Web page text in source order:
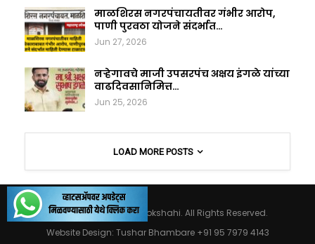
माळशिरस नगरपंचायतीवर गंभीर आरोप,
पाणी पुरवठा योजने संदर्भात…
Jun 27, 2026
नऱ्हेगावचे माजी उपसरपंच अक्षय इंगळे यांच्या
वाढदिवसानिमित्त…
Jun 25, 2026
LOAD MORE POSTS
© 2026 - Maharashtralokshahi. All Rights Reserved.
Website Design: Tushar Bhambare +91 95 7979 4143